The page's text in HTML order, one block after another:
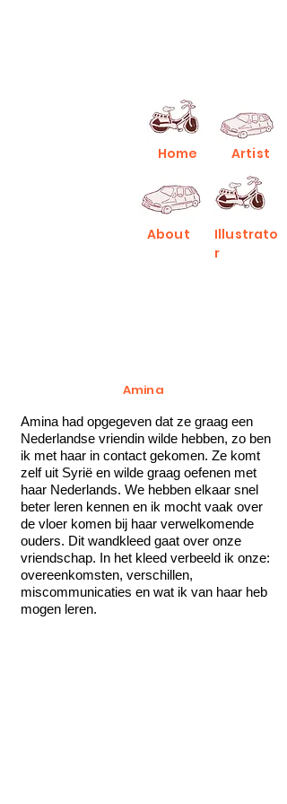
Home
About
Artist
Illustrato
r
Amina
Amina had opgegeven dat ze graag een
Nederlandse vriendin wilde hebben, zo ben
ik met haar in contact gekomen. Ze komt
zelf uit Syrië en wilde graag oefenen met
haar Nederlands. We hebben elkaar snel
beter leren kennen en ik mocht vaak over
de vloer komen bij haar verwelkomende
ouders. Dit wandkleed gaat over onze
vriendschap. In het kleed verbeeld ik onze:
overeenkomsten, verschillen,
miscommunicaties en wat ik van haar heb
mogen leren.